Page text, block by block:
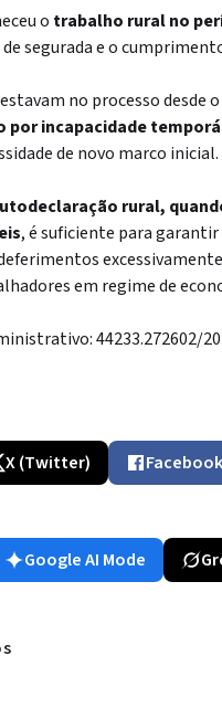
o trabalho rural no
segurada e o
no processo desde
por incapacidade
de novo marco inicial.
rural,
, é suficiente para
em regime de
44233.272602/
X (Twitter) Facebook
Google AI Mode